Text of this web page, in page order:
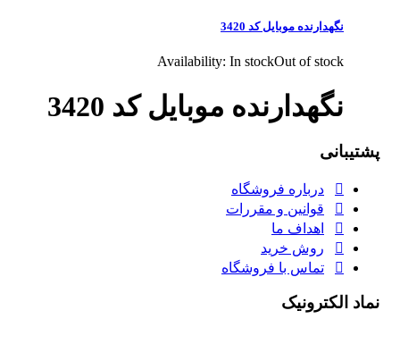
نگهدارنده موبایل کد 3420
Availability:In stockOut of stock
نگهدارنده موبایل کد 3420
پشتیبانی
درباره فروشگاه
قوانین و مقررات
اهداف ما
روش خرید
تماس با فروشگاه
نماد الکترونیک